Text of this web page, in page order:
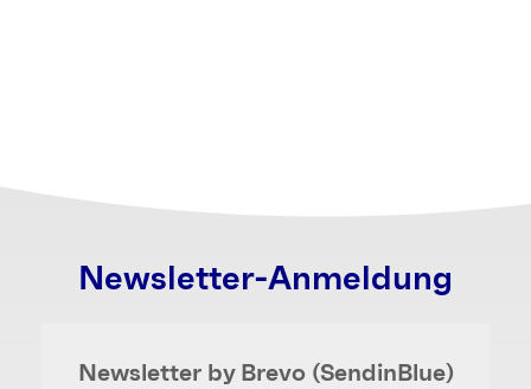
Newsletter-Anmeldung
Newsletter by Brevo (SendinBlue)